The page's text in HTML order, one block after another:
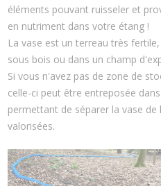
éléments pouvant ruisseler et
en nutriment dans votre étang !
La vase est un terreau très
sous bois ou dans un champ
Si vous n'avez pas de zone de
celle-ci peut être entreposée
permettant de séparer la vase
valorisées.